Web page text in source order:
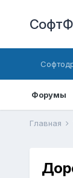
Форумы
Главная